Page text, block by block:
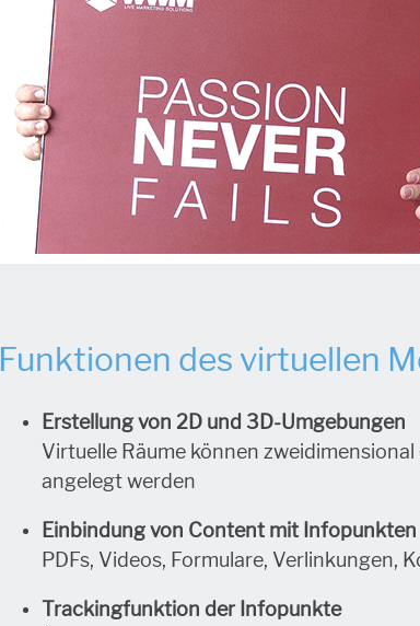
Funktionen des virtuellen
Erstellung von 2D und 3D-Umgebungen
Virtuelle Räume können
angelegt werden
Einbindung von Content mit Infopunkten
PDFs, Videos, Formulare, Verlinkungen,
Trackingfunktion der Infopunkte